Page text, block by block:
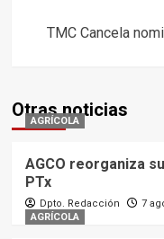
TMC Cancela
Otras noticias
AGRÍCOLA
AGCO reorganiza
PTx
Dpto. Redacción 7
AGRÍCOLA